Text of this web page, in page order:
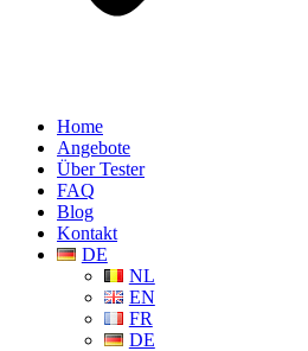
Home
Angebote
Über Tester
FAQ
Blog
Kontakt
DE
NL
EN
FR
DE